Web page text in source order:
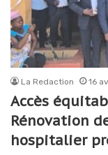
La Redaction 16
Accès
Rénovation
hospitalier